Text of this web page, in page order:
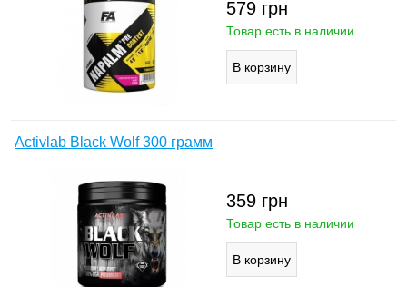
579 грн
Товар есть в наличии
Activlab Black Wolf 300 грамм
359 грн
Товар есть в наличии